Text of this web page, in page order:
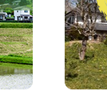
光
サ
イ